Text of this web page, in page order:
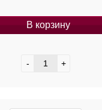
В корзину
- +